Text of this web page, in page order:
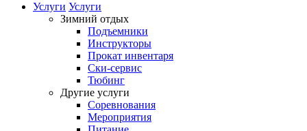
Услуги Услуги
Зимний отдых
Подъемники
Инструкторы
Прокат инвентаря
Ски-сервис
Тюбинг
Другие услуги
Соревнования
Мероприятия